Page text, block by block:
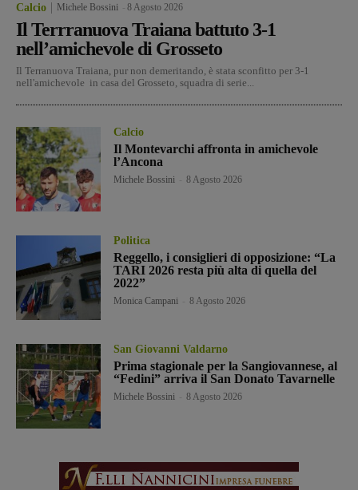
Calcio Michele Bossini 8 Agosto 2026
Il Terrranuova Traiana battuto 3-1
nell’amichevole di Grosseto
Il Terranuova Traiana, pur non demeritando, è stata sconfitto per 3-1
nell'amichevole in casa del Grosseto, squadra di serie...
Calcio
Il Montevarchi affronta in amichevole
l’Ancona
Michele Bossini 8 Agosto 2026
Politica
Reggello, i consiglieri di opposizione: “La
TARI 2026 resta più alta di quella del
2022”
Monica Campani 8 Agosto 2026
San Giovanni Valdarno
Prima stagionale per la Sangiovannese, al
“Fedini” arriva il San Donato Tavarnelle
Michele Bossini 8 Agosto 2026